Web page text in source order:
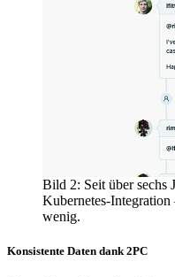
Bild 2: Seit über sechs
Kubernetes-Integration
wenig.
Konsistente Daten dank 2PC